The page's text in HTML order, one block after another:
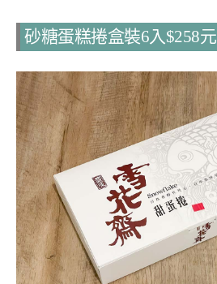
砂糖蛋糕捲盒裝6入$258元